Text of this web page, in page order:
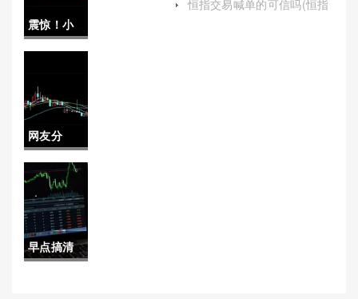
货平台手
震惊！小
德指期货
保证金
（更适合
个人投资
者和小型
机构参
与）
网友分
享！国内
期货螺纹
喊单直播
(把握市场
早点搞清
保证金)
恒指交易喊单的可信吗(恒指